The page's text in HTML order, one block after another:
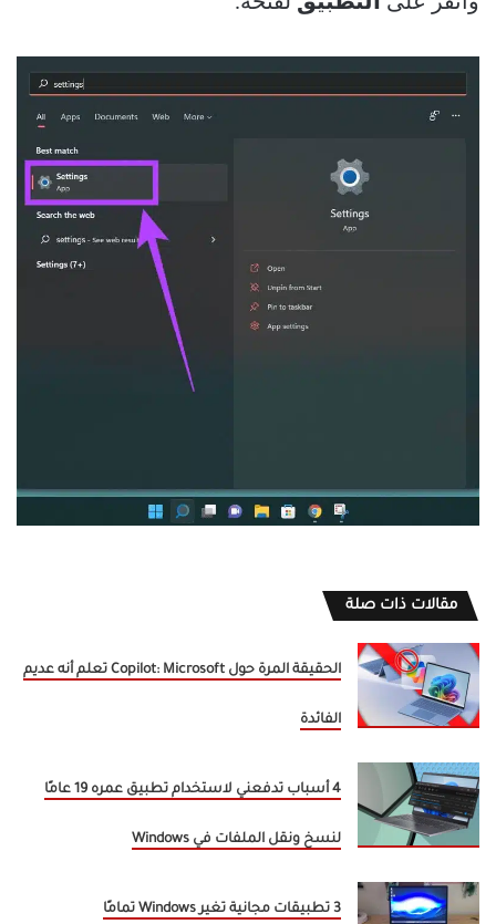
مقالات ذات صلة
الحقيقة المرة حول Copilot: Microsoft تعلم أنه عديم
الفائدة
4 أسباب تدفعني لاستخدام تطبيق عمره 19 عامًا
لنسخ ونقل الملفات في Windows
3 تطبيقات مجانية تغير Windows تمامًا